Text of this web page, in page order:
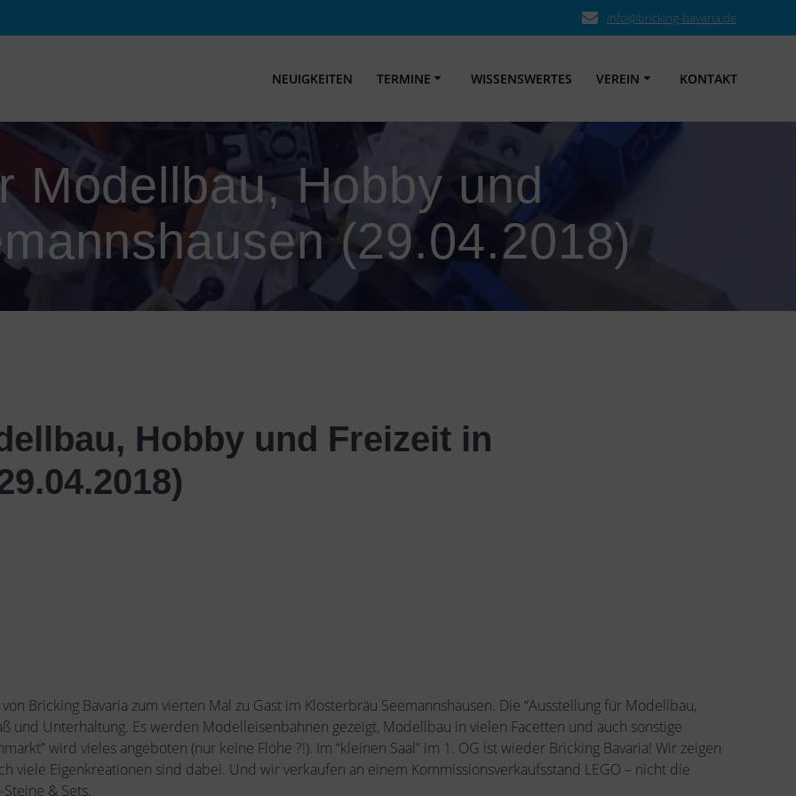
info@bricking-bavaria.de
NEUIGKEITEN TERMINE WISSENSWERTES VEREIN KONTAKT
Modellbau, Hobby und
(29.04.2018)
Hobby und Freizeit in
Bricking Bavaria zum vierten Mal zu Gast im Klosterbräu Seemannshausen. Die “Ausstellung für Modellbau,
und Unterhaltung. Es werden Modelleisenbahnen gezeigt, Modellbau in vielen Facetten und auch sonstige
wird vieles angeboten (nur keine Flöhe ?!). Im “kleinen Saal” im 1. OG ist wieder Bricking Bavaria! Wir zeigen
viele Eigenkreationen sind dabei. Und wir verkaufen an einem Kommissionsverkaufsstand LEGO – nicht die
& Sets.